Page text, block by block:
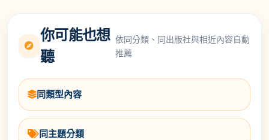
你可能也想
聽
依同分類、同出版社與相近內容自動
推薦
同類型內容
同主題分類